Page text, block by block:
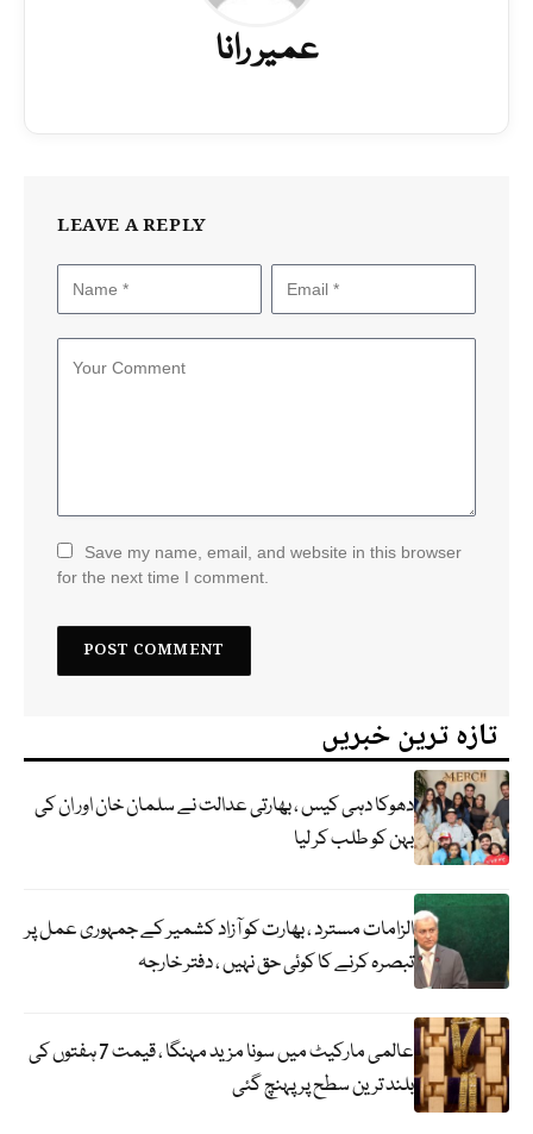
عمیر رانا
LEAVE A REPLY
Save my name, email, and website in this browser
for the next time I comment.
تازہ ترین خبریں
دھوکا دہی کیس ، بھارتی عدالت نے سلمان خان اور ان کی
بہن کو طلب کر لیا
الزامات مسترد ، بھارت کو آزاد کشمیر کے جمہوری عمل پر
تبصرہ کرنے کا کوئی حق نہیں ، دفتر خارجہ
عالمی مارکیٹ میں سونا مزید مہنگا ، قیمت 7 ہفتوں کی
بلند ترین سطح پر پہنچ گئی